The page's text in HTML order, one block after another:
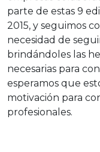
parte de estas 9
2015, y seguimos
necesidad de
brindándoles las
necesarias para
esperamos que
motivación para
profesionales.